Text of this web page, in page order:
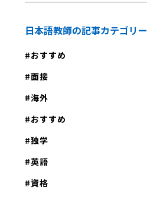
日本語教師の記事カテゴリー
おすすめ
面接
海外
おすすめ
独学
英語
資格